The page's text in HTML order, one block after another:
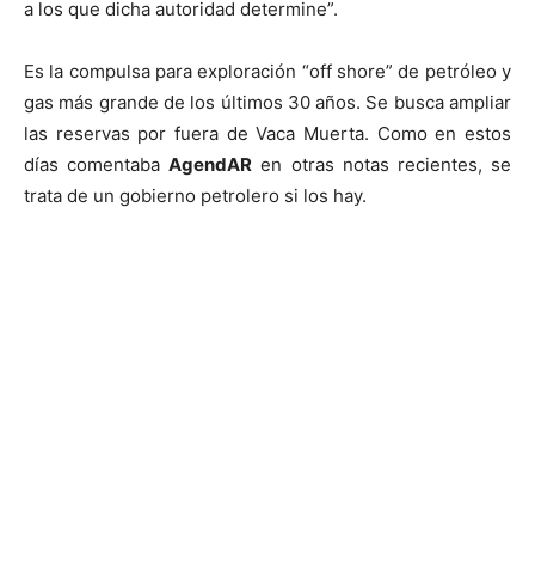
a los que dicha autoridad determine”.
Es la compulsa para exploración “off shore” de petróleo y
gas más grande de los últimos 30 años. Se busca ampliar
las reservas por fuera de Vaca Muerta. Como en estos
días comentabaAgendAR en otras notas recientes, se
trata de un gobierno petrolero si los hay.